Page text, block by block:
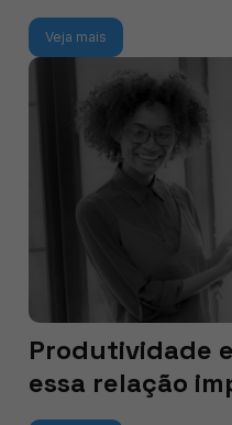
Veja mais
Produtividade
essa relação